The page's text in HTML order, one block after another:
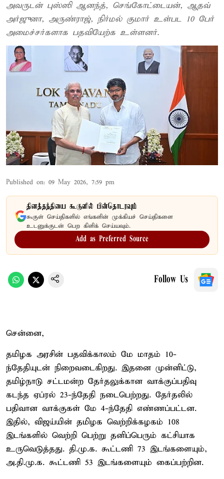
அவருடன் புஸ்ஸி ஆனந்த், செங்கோட்டையன், ஆதவ்
அர்ஜுனா, அருண்ராஜ், நிர்மல் குமார் உள்பட 10 பேர்
அமைச்சர்களாக பதவியேற்க உள்ளனர்.
Published on: 09 May 2026, 7:59 pm
தினத்தந்தியை கூகுளில் பின்தொடரவும்
கூகுள் செய்திகளில் எங்களின் முக்கியச் செய்திகளை
உடனுக்குடன் பெற கிளிக் செய்யவும்.
Add as Preferred Source
Follow Us
சென்னை,
தமிழக அரசின் பதவிக்காலம் மே மாதம் 10-
ந்தேதியுடன் நிறைவடைகிறது. இதனை முன்னிட்டு,
தமிழ்நாடு சட்டமன்ற தேர்தலுக்கான வாக்குப்பதிவு
கடந்த ஏப்ரல் 23-ந்தேதி நடைபெற்றது. தேர்தலில்
பதிவான வாக்குகள் மே 4-ந்தேதி எண்ணப்பட்டன.
இதில், விஜய்யின் தமிழக வெற்றிக்கழகம் 108
இடங்களில் வெற்றி பெற்று தனிப்பெரும் கட்சியாக
உருவெடுத்தது. தி.மு.க. கூட்டணி 73 இடங்களையும்,
அ.தி.மு.க. கூட்டணி 53 இடங்களையும் கைப்பற்றின.